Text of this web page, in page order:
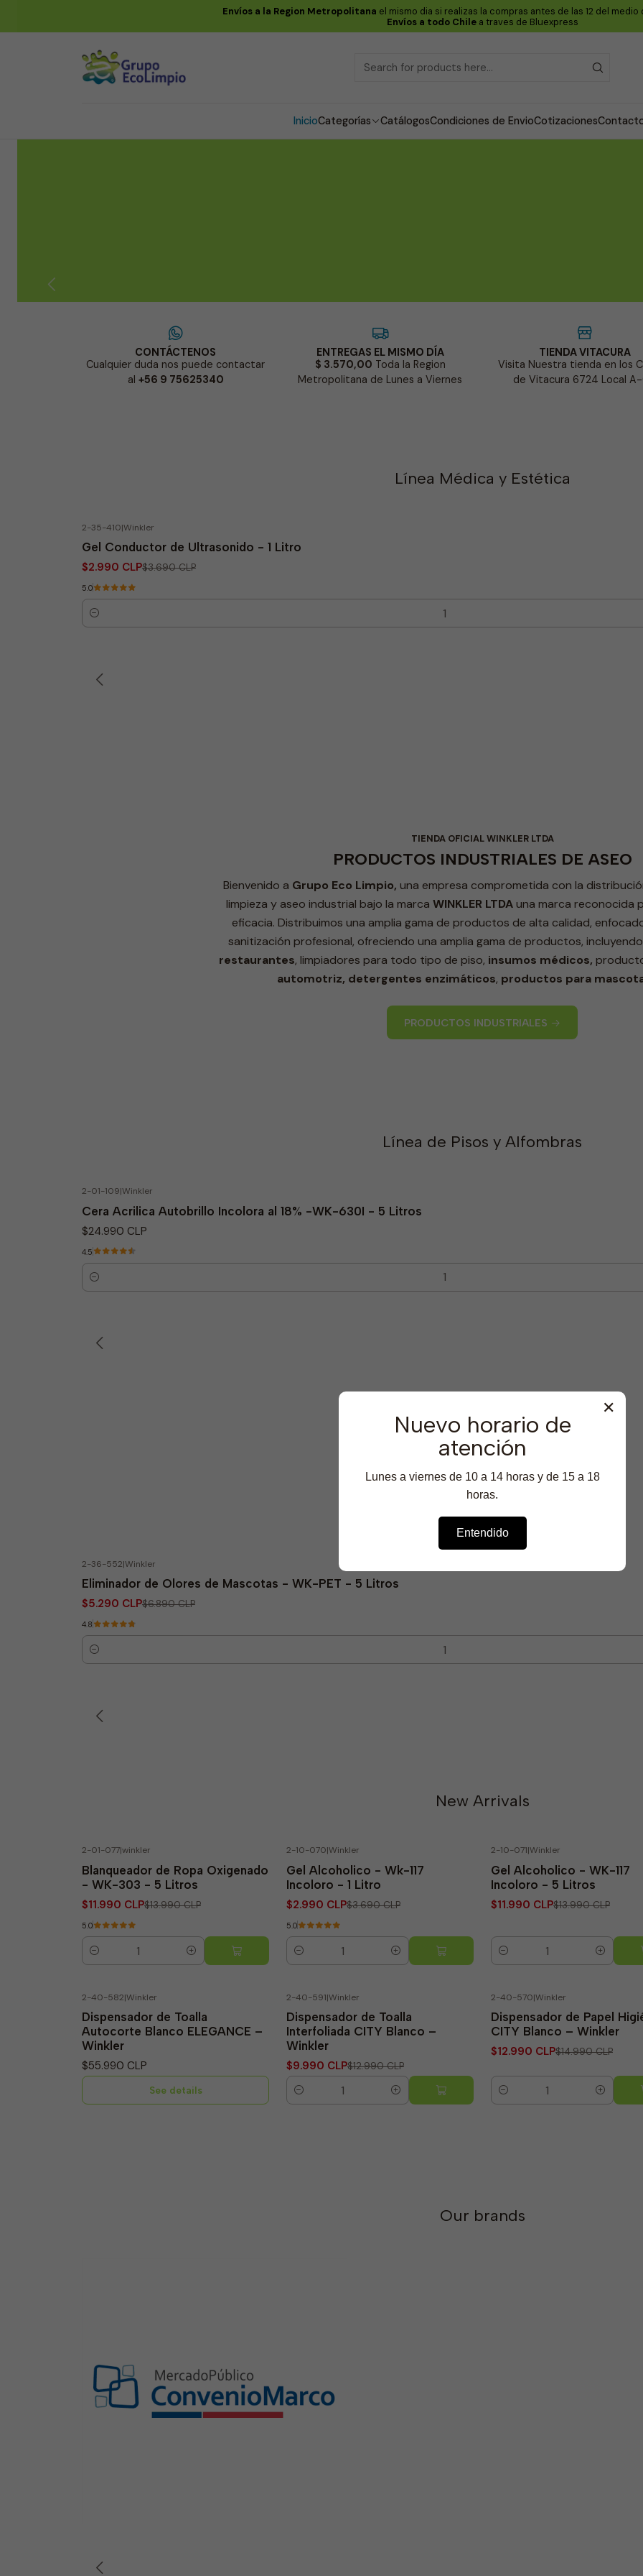
InicioCategorías CatálogosCondiciones de EnvioCotizaciones
Envíos a la Region Metropolitana el mismo dia si realizas la compras antes de las 12 del medio
Envíos a todo Chilea traves de Bluexpress
CONTÁCTENOS
Cualquier duda nos puede contactar
al +56 9 75625340
ENTREGAS EL MISMO DÍA
$ 3.570,00 Toda la Region
Metropolitana de Lunes a Viernes
TIENDA VITACURA
Visita Nuestra tienda en los
de Vitacura 6724 Local
Línea Médica y Estética
2-35-410|Winkler
Gel Conductor de Ultrasonido - 1 Litro
$2.990 CLP$3.690 CLP
5.0
Quantity
TIENDA OFICIAL WINKLER LTDA
PRODUCTOS INDUSTRIALES DE ASEO
Bienvenido a Grupo Eco Limpio, una empresa comprometida con la
limpieza y aseo industrial bajo la marca WINKLER LTDAuna marca reconocida
eficacia. Distribuimos una amplia gama de productos de alta calidad,
sanitización profesional, ofreciendo una amplia gama de productos, incluyendo
restaurantes, limpiadores para todo tipo de piso, insumos médicos,
automotriz, detergentes enzimáticos, productos para
PRODUCTOS INDUSTRIALES
Línea de Pisos y Alfombras
2-01-109|Winkler
Cera Acrilica Autobrillo Incolora al 18% -WK-630I - 5 Litros
$24.990 CLP
4.5
Quantity
Linea Pisos Linea Automotriz
Línea Mascotas
2-36-552|Winkler
Eliminador de Olores de Mascotas - WK-PET - 5 Litros
$5.290 CLP$6.890 CLP
4.8
Quantity
New Arrivals
2-01-077|winkler
Blanqueador de Ropa Oxigenado
- WK-303 - 5 Litros
$11.990 CLP$13.990 CLP
5.0
Quantity
2-10-070|Winkler
Gel Alcoholico - Wk-117
Incoloro - 1 Litro
$2.990 CLP$3.690 CLP
5.0
Quantity
2-10-071|Winkler
Gel Alcoholico - WK-117
Incoloro - 5 Litros
$11.990 CLP$13.990 CLP
Quantity
2-40-582|Winkler
Dispensador de Toalla
Autocorte Blanco ELEGANCE –
Winkler
$55.990 CLP
See details
2-40-591|Winkler
Dispensador de Toalla
Interfoliada CITY Blanco –
Winkler
$9.990 CLP$12.990 CLP
Quantity
2-40-570|Winkler
Dispensador de Papel
CITY Blanco – Winkler
$12.990 CLP$14.990 CLP
Quantity
Our brands
✕
Nuevo horario de
atención
Lunes a viernes de 10 a 14 horas y de 15 a 18
horas.
Entendido